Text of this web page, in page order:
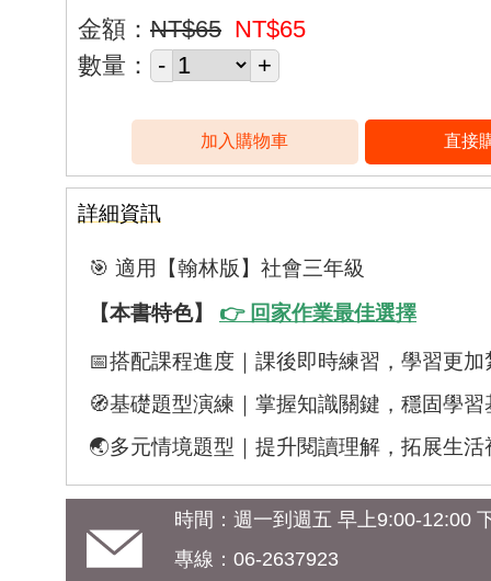
金額： NT$65 NT$65
數量：
詳細資訊
🎯 適用【翰林版】社會三年級
【本書特色】 👉 回家作業最佳選擇
📅搭配課程進度｜課後即時練習，學習更加
🧭基礎題型演練｜掌握知識關鍵，穩固學習
🌏多元情境題型｜提升閱讀理解，拓展生活
時間：週一到週五 早上9:00-12:00
專線：06-2637923